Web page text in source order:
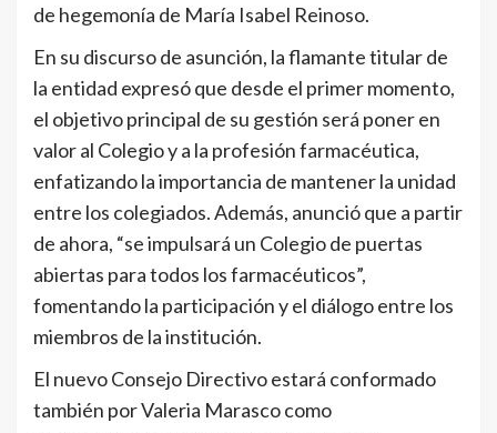
de hegemonía de María Isabel Reinoso.
En su discurso de asunción, la flamante titular de
la entidad expresó que desde el primer momento,
el objetivo principal de su gestión será poner en
valor al Colegio y a la profesión farmacéutica,
enfatizando la importancia de mantener la unidad
entre los colegiados. Además, anunció que a partir
de ahora, “se impulsará un Colegio de puertas
abiertas para todos los farmacéuticos”,
fomentando la participación y el diálogo entre los
miembros de la institución.
El nuevo Consejo Directivo estará conformado
también por Valeria Marasco como